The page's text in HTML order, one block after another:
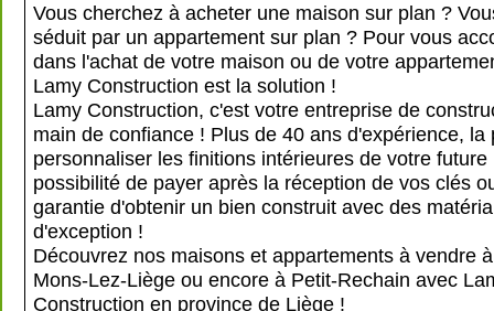
Vous cherchez à acheter une maison sur plan ?
séduit par un appartement sur plan ? Pour vous
dans l'achat de votre maison ou de votre
Lamy Construction est la solution !
Lamy Construction, c'est votre entreprise de
main de confiance ! Plus de 40 ans d'expérience, la
personnaliser les finitions intérieures de votre
possibilité de payer après la réception de vos clés
garantie d'obtenir un bien construit avec des
d'exception !
Découvrez nos maisons et appartements à vendre
Mons-Lez-Liège ou encore à Petit-Rechain avec
Construction en province de Liège !